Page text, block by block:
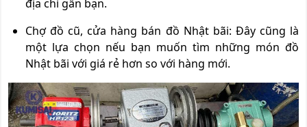
địa chỉ gần bạn.
Chợ đồ cũ, cửa hàng bán đồ Nhật bãi: Đây cũng là
một lựa chọn nếu bạn muốn tìm những món đồ
Nhật bãi với giá rẻ hơn so với hàng mới.